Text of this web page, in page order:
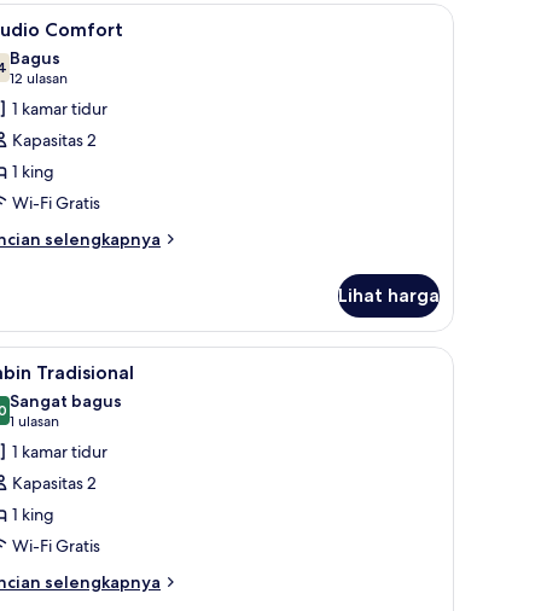
dan seprai linen Studio Comfort | Setrika/meja setrika, Wi-Fi
21 Comfort
dari 10
Bagus
12 ulasan
(12
ulasan)
1 kamar tidur
Kapasitas 2
1 king
Wi-Fi Gratis
selengkapnya
Lihat harga
Fi gratis, jam alarm, dan seprai linenKabin Tradisional | Setrika/meja setrika, Wi-
5 Tradisional
dari 10
Sangat bagus
1 ulasan
(1
ulasan)
1 kamar tidur
Kapasitas 2
1 king
Wi-Fi Gratis
selengkapnya